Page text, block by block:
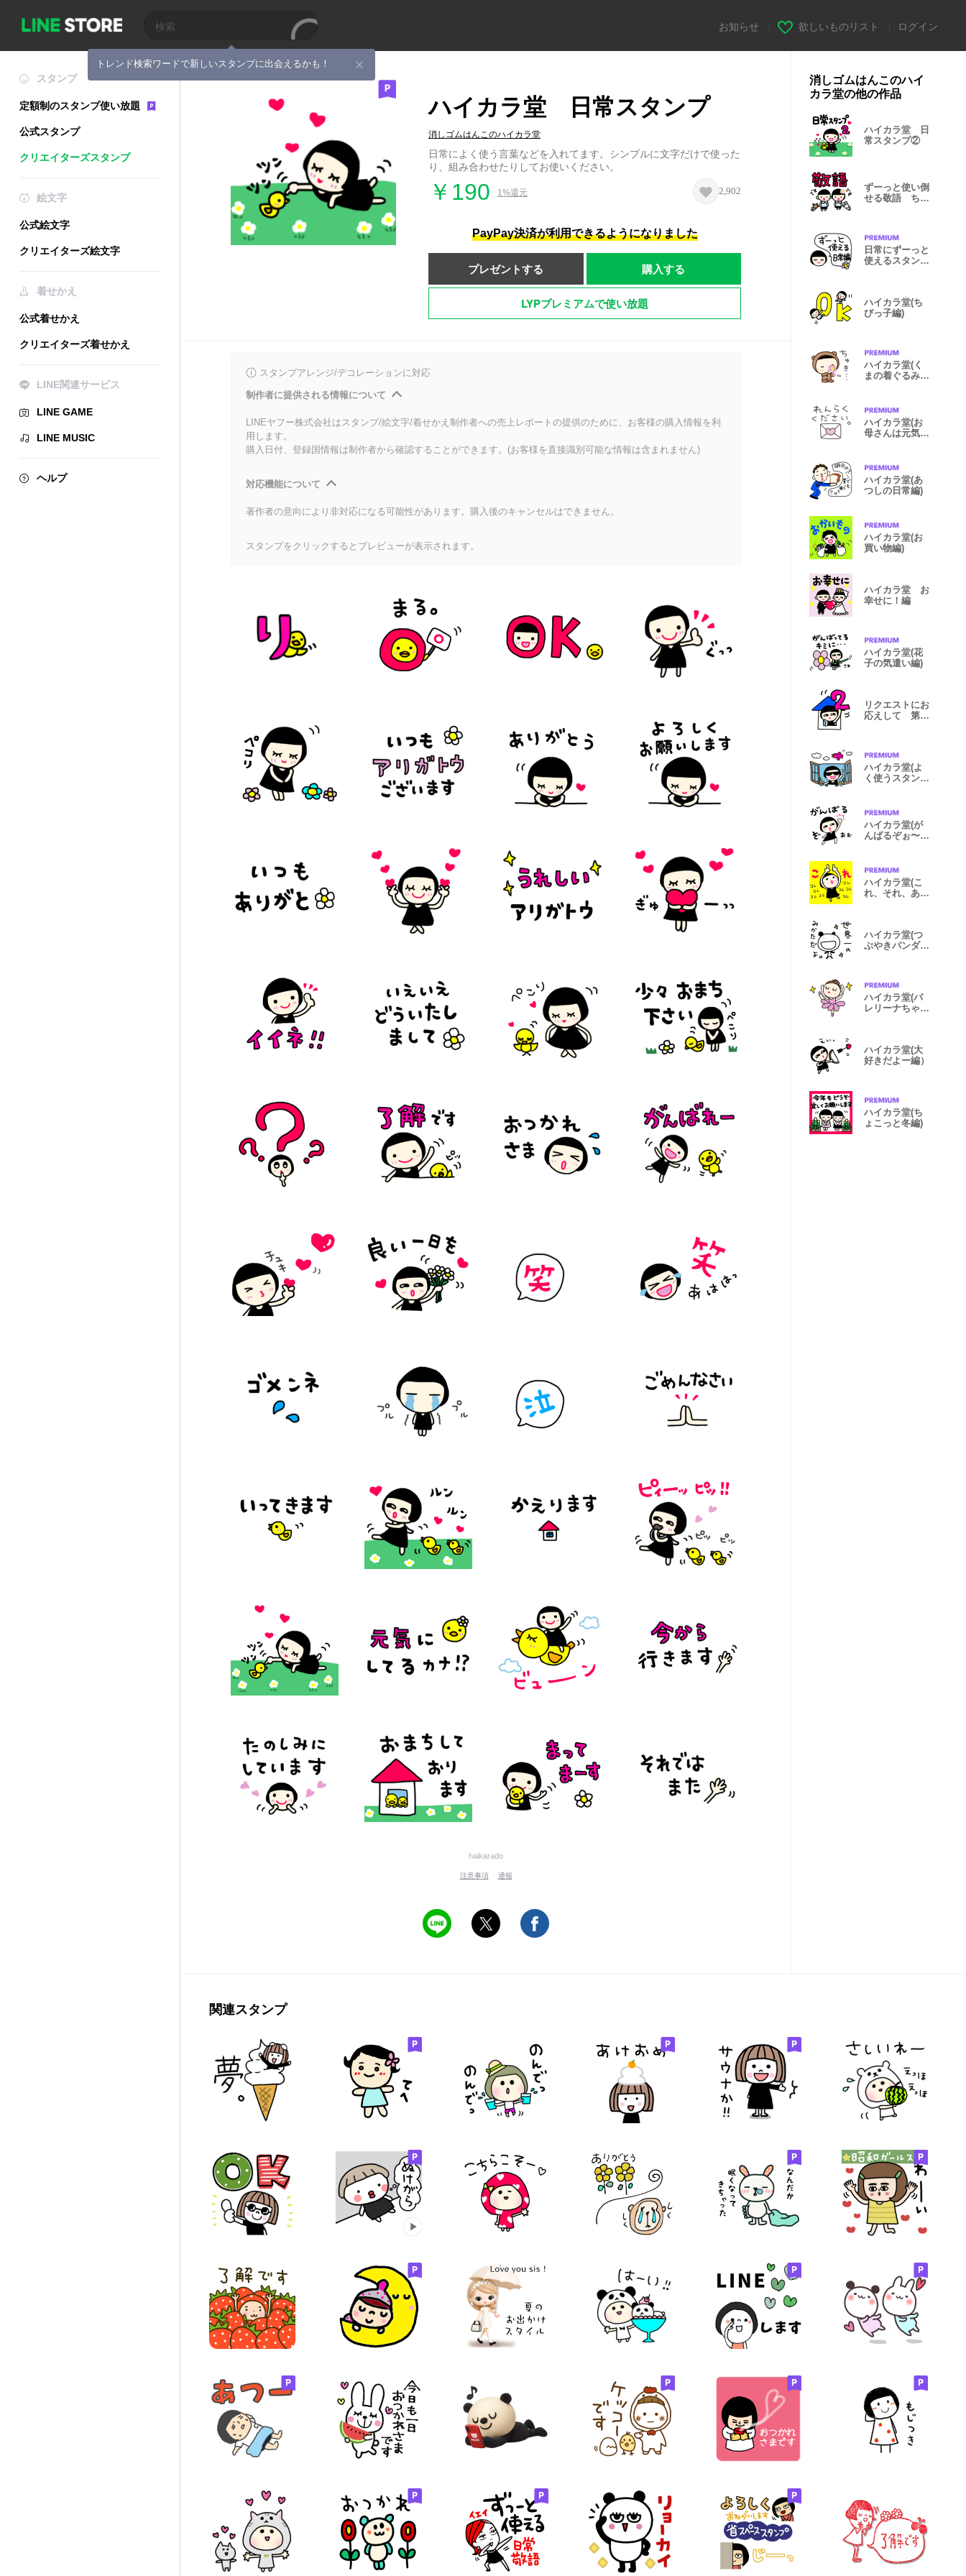
トレンド検索ワードで新しいスタンプに出会えるかも！
お知らせ 欲しいものリスト ログイン
スタンプ
定額制のスタンプ使い放題
公式スタンプ
クリエイターズスタンプ
絵文字
公式絵文字
クリエイターズ絵文字
着せかえ
公式着せかえ
クリエイターズ着せかえ
LINE関連サービス
LINE GAME
LINE MUSIC
ヘルプ
ハイカラ堂 日常スタンプ
消しゴムはんこのハイカラ堂
日常によく使う言葉などを入れてます。シンプルに文字だけで使った
り、組み合わせたりしてお使いください。
￥190 1%還元 2,902
PayPay決済が利用できるようになりました
プレゼントする 購入する
LYPプレミアムで使い放題
スタンプアレンジ/デコレーションに対応
制作者に提供される情報について
LINEヤフー株式会社はスタンプ/絵文字/着せかえ制作者への売上レポートの提供のために、お客様の購入情報を利
用します。
購入日付、登録国情報は制作者から確認することができます。(お客様を直接識別可能な情報は含まれません)
対応機能について
著作者の意向により非対応になる可能性があります。購入後のキャンセルはできません。
スタンプをクリックするとプレビューが表示されます。
haikarado
注意事項 通報
消しゴムはんこのハイ
カラ堂の他の作品
ハイカラ堂 日
常スタンプ②
ずーっと使い倒
せる敬語 ちび
日常にずーっと
使えるスタンプ
ハイカラ堂(ち
びっ子編)
ハイカラ堂(く
まの着ぐるみ
ハイカラ堂(お
母さんは元気だ
ハイカラ堂(あ
つしの日常編)
ハイカラ堂(お
買い物編)
ハイカラ堂 お
幸せに！編
ハイカラ堂(花
子の気遣い編)
リクエストにお
応えして 第二
ハイカラ堂(よ
く使うスタンプ
ハイカラ堂(が
んばるぞぉ〜年
ハイカラ堂(こ
れ、それ、あ
ハイカラ堂(つ
ぶやきパンダ
ハイカラ堂(バ
レリーナちゃん
ハイカラ堂(大
好きだよー編）
ハイカラ堂(ち
ょこっと冬編)
関連スタンプ